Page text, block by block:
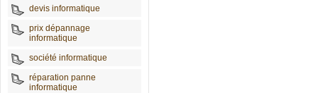
devis informatique
prix dépannage
informatique
société informatique
réparation panne
informatique